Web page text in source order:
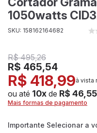
1050watts
SKU: 158162164682
R$ 495,26
R$ 465,54
R$ 418,99à vista
ou até 10x de R$ 46,55
Mais formas de pagamento
Importante Selecionar a